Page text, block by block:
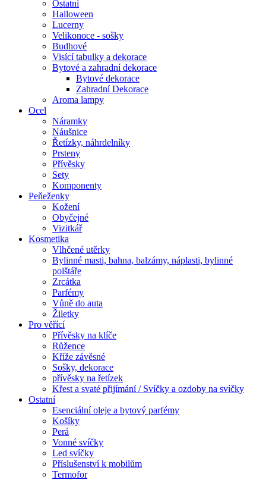
Ostatní
Halloween
Lucerny
Velikonoce - sošky
Budhové
Visící tabulky a dekorace
Bytové a zahradní dekorace
Bytové dekorace
Zahradní Dekorace
Aroma lampy
Ocel
Náramky
Náušnice
Řetízky, náhrdelníky
Prsteny
Přívěsky
Sety
Komponenty
Peňeženky
Kožení
Obyčejné
Vizitkář
Kosmetika
Vlhčené utěrky
Bylinné masti, bahna, balzámy, náplasti, bylinné
polštáře
Zrcátka
Parfémy
Vůně do auta
Žiletky
Pro věřící
Přívěsky na klíče
Růžence
Kříže závěsné
Sošky, dekorace
přívěsky na řetízek
Křest a svaté přijímání / Svíčky a ozdoby na svíčky
Ostatní
Esenciální oleje a bytový parfémy
Košíky
Perá
Vonné svíčky
Led svíčky
Příslušenství k mobilům
Termofor